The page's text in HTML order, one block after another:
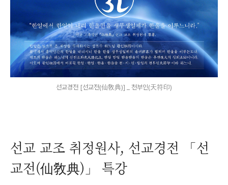
선교경전 [선교전(仙敎典)] _ 천부인(天符印)
선교 교조 취정원사, 선교경전 「선
교전(仙敎典)」 특강